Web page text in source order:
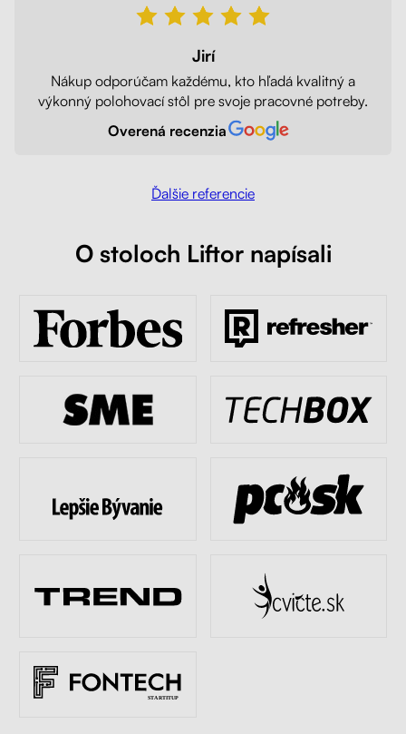
Jirí
Nákup odporúčam každému, kto hľadá kvalitný a
výkonný polohovací stôl pre svoje pracovné potreby.
Overená recenzia
Ďalšie referencie
O stoloch Liftor napísali